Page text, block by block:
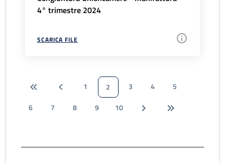
4° trimestre 2024
SCARICA FILE
1 2 3 4
5
6
7 8 9 10